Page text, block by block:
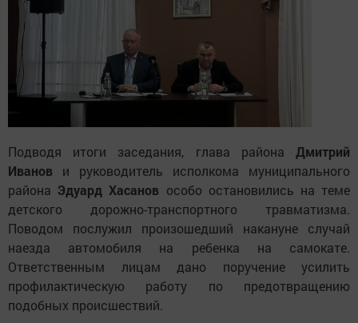
Подводя итоги заседания, глава района Дмитрий
Иванов и руководитель исполкома муниципального
района Эдуард Хасанов особо остановились на теме
детского дорожно-транспортного травматизма.
Поводом послужил произошедший накануне случай
наезда автомобиля на ребенка на самокате.
Ответственным лицам дано поручение усилить
профилактическую работу по предотвращению
подобных происшествий.